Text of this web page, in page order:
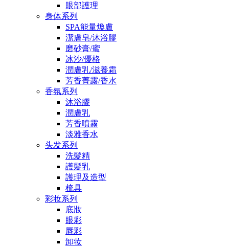
眼部護理
身体系列
SPA能量煥膚
潔膚皂/沐浴膠
磨砂膏/蜜
冰沙/優格
潤膚乳/滋養霜
芳香菁露/香水
香氛系列
沐浴膠
潤膚乳
芳香噴霧
淡雅香水
头发系列
洗髮精
護髮乳
護理及造型
梳具
彩妆系列
底妝
眼彩
唇彩
卸妆